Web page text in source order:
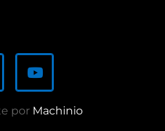
youtube
por Machinio